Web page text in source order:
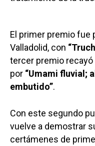
El primer premio fue
Valladolid, con
tercer premio recayó
por “Umami fluvial;
embutido”.
Con este segundo
vuelve a demostrar
certámenes de